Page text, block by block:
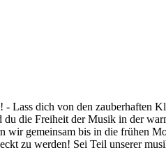
Lass dich von den zauberhaften
die Freiheit der Musik in der
gemeinsam bis in die frühen
zu werden! Sei Teil unserer